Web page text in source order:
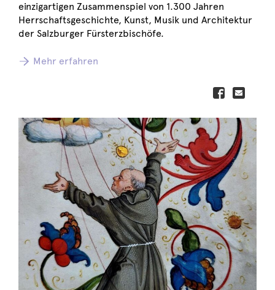
einzigartigen Zusammenspiel von 1.300 Jahren
Herrschaftsgeschichte, Kunst, Musik und Architektur
der Salzburger Fürsterzbischöfe.
Mehr erfahren